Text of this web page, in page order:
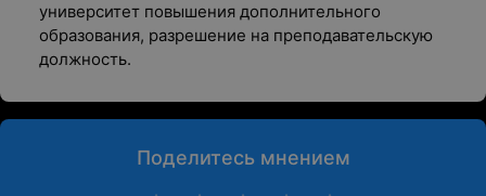
университет повышения дополнительного
образования, разрешение на преподавательскую
должность.
Поделитесь мнением